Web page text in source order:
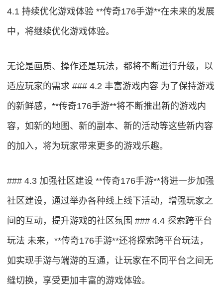
4.1 持续优化游戏体验 **传奇176手游**在未来的发展
中，将继续优化游戏体验。
无论是画质、操作还是玩法，都将不断进行升级，以
适应玩家的需求 ### 4.2 丰富游戏内容 为了保持游戏
的新鲜感，**传奇176手游**将不断推出新的游戏内
容，如新的地图、新的副本、新的活动等这些新内容
的加入，将为玩家带来更多的游戏乐趣。
### 4.3 加强社区建设 **传奇176手游**将进一步加强
社区建设，通过举办各种线上线下活动，增强玩家之
间的互动，提升游戏的社区氛围 ### 4.4 探索跨平台
玩法 未来，**传奇176手游**还将探索跨平台玩法，
如实现手游与端游的互通，让玩家在不同平台之间无
缝切换，享受更加丰富的游戏体验。